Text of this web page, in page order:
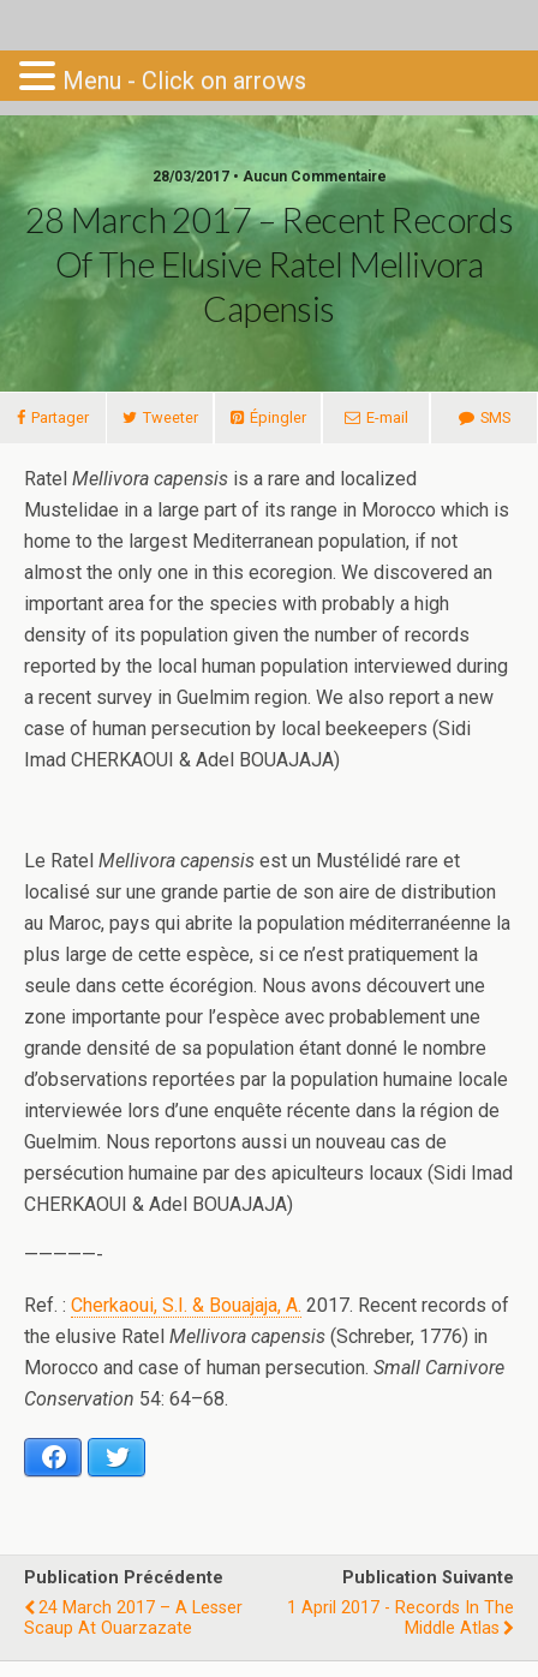
Go-South
28/03/2017 • Aucun Commentaire
28 March 2017 – Recent Records
Of The Elusive Ratel Mellivora
Capensis
Partager Tweeter Épingler E-mail SMS
Ratel Mellivora capensis is a rare and localized
Mustelidae in a large part of its range in Morocco which is
home to the largest Mediterranean population, if not
almost the only one in this ecoregion. We discovered an
important area for the species with probably a high
density of its population given the number of records
reported by the local human population interviewed during
a recent survey in Guelmim region. We also report a new
case of human persecution by local beekeepers (Sidi
Imad CHERKAOUI & Adel BOUAJAJA)
Le Ratel Mellivora capensis est un Mustélidé rare et
localisé sur une grande partie de son aire de distribution
au Maroc, pays qui abrite la population méditerranéenne la
plus large de cette espèce, si ce n’est pratiquement la
seule dans cette écorégion. Nous avons découvert une
zone importante pour l’espèce avec probablement une
grande densité de sa population étant donné le nombre
d’observations reportées par la population humaine locale
interviewée lors d’une enquête récente dans la région de
Guelmim. Nous reportons aussi un nouveau cas de
persécution humaine par des apiculteurs locaux (Sidi Imad
CHERKAOUI & Adel BOUAJAJA)
—————-
Ref. : Cherkaoui, S.I. & Bouajaja, A. 2017. Recent records of
the elusive Ratel Mellivora capensis (Schreber, 1776) in
Morocco and case of human persecution. Small Carnivore
Conservation 54: 64–68.
Facebook
Publication Précédente
24 March 2017 – A Lesser
Scaup At Ouarzazate
Publication Suivante
1 April 2017 - Records In The
Middle Atlas
Menu - Click on arrows